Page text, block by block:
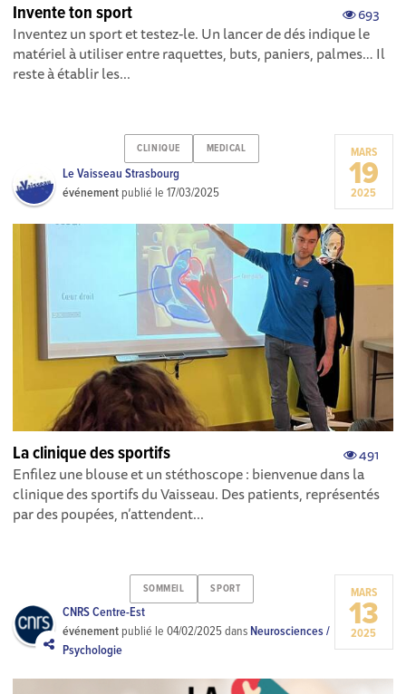
693
Invente ton sport
Inventez un sport et testez-le. Un lancer de dés indique le
matériel à utiliser entre raquettes, buts, paniers, palmes… Il
reste à établir les...
CLINIQUE MEDICAL
Le Vaisseau Strasbourg
événement publié le17/03/2025
MARS
19
2025
491
La clinique des sportifs
Enfilez une blouse et un stéthoscope : bienvenue dans la
clinique des sportifs du Vaisseau. Des patients, représentés
par des poupées, n’attendent...
SOMMEIL SPORT
CNRS Centre-Est
événement publié le04/02/2025dans Neurosciences /
Psychologie
MARS
13
2025